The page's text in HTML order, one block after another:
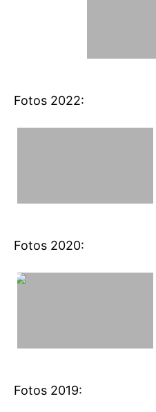
Fotos 2022:
Fotos 2020:
Fotos 2019: